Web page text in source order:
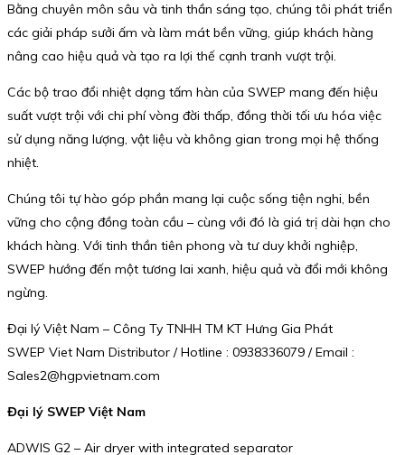
Bằng chuyên môn sâu và tinh thần sáng tạo, chúng tôi phát triển
các giải pháp sưởi ấm và làm mát bền vững, giúp khách hàng
nâng cao hiệu quả và tạo ra lợi thế cạnh tranh vượt trội.
Các bộ trao đổi nhiệt dạng tấm hàn của SWEP mang đến hiệu
suất vượt trội với chi phí vòng đời thấp, đồng thời tối ưu hóa việc
sử dụng năng lượng, vật liệu và không gian trong mọi hệ thống
nhiệt.
Chúng tôi tự hào góp phần mang lại cuộc sống tiện nghi, bền
vững cho cộng đồng toàn cầu – cùng với đó là giá trị dài hạn cho
khách hàng. Với tinh thần tiên phong và tư duy khởi nghiệp,
SWEP hướng đến một tương lai xanh, hiệu quả và đổi mới không
ngừng.
Đại lý Việt Nam – Công Ty TNHH TM KT Hưng Gia Phát
SWEP Viet Nam Distributor / Hotline : 0938336079 / Email :
Sales2@hgpvietnam.com
Đại lý SWEP Việt Nam
ADWIS G2 – Air dryer with integrated separator